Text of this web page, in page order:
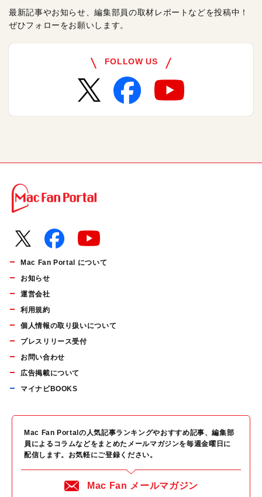
最新記事やお知らせ、編集部員の取材レポートなどを投稿中！
ぜひフォローをお願いします。
FOLLOW US
Mac Fan Portal について
お知らせ
運営会社
利用規約
個人情報の取り扱いについて
プレスリリース受付
お問い合わせ
広告掲載について
マイナビBOOKS
Mac Fan Portalの人気記事ランキングやおすすめ記事、編集部
員によるコラムなどをまとめたメールマガジンを毎週金曜日に
配信します。お気軽にご登録ください。
Mac Fan メールマガジン